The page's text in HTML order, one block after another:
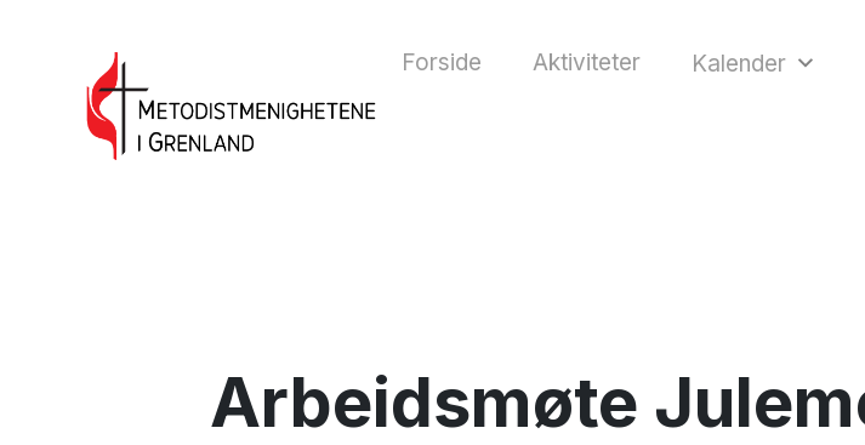
Forside Aktiviteter Kalender
Arbeidsmøte